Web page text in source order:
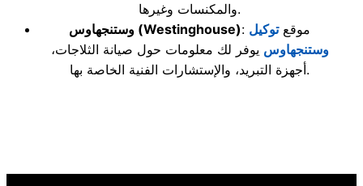
والمكنسات وغيرها.
وستنجهاوس (Westinghouse) : موقعتوكيل
وستنجهاوس يوفر لك معلومات حول صيانة الثلاجات،
أجهزة التبريد، والإستشارات الفنية الخاصة بها.